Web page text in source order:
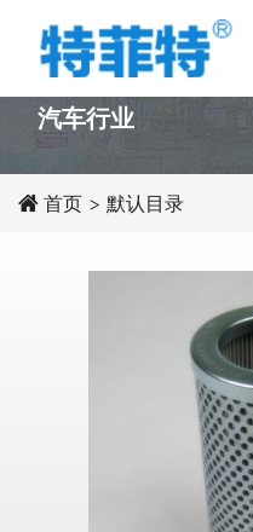
PRODUCT
汽车行业
首页 > 默认目录